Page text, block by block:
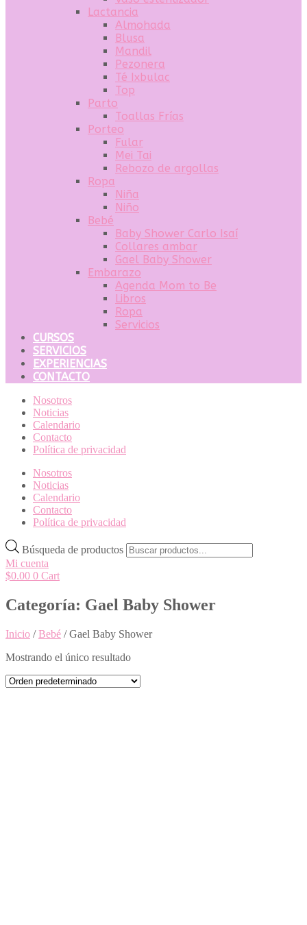
Lactancia
Almohada
Blusa
Mandil
Pezonera
Té Ixbulac
Top
Parto
Toallas Frías
Porteo
Fular
Mei Tai
Rebozo de argollas
Ropa
Niña
Niño
Bebé
Baby Shower Carlo Isaí
Collares ambar
Gael Baby Shower
Embarazo
Agenda Mom to Be
Libros
Ropa
Servicios
CURSOS
SERVICIOS
EXPERIENCIAS
CONTACTO
Nosotros
Noticias
Calendario
Contacto
Política de privacidad
Nosotros
Noticias
Calendario
Contacto
Política de privacidad
Búsqueda de productos
Mi cuenta
$0.00 0 Cart
Categoría: Gael Baby Shower
Inicio /Bebé / Gael Baby Shower
Mostrando el único resultado